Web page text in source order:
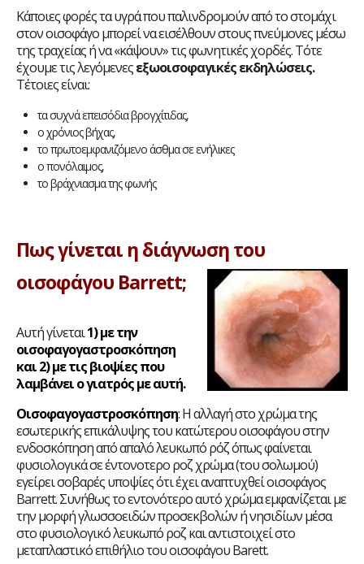
Κάποιες φορές τα υγρά που παλινδρομούν από το στομάχι
στον οισοφάγο μπορεί να εισέλθουν στους πνεύμονες μέσω
της τραχείας ή να «κάψουν» τις φωνητικές χορδές. Τότε
έχουμε τις λεγόμενεςεξωοισοφαγικές εκδηλώσεις.
Τέτοιες είναι:
τα συχνά επεισόδια βρογχίτιδας,
ο χρόνιος βήχας,
το πρωτοεμφανιζόμενο άσθμα σε ενήλικες
ο πονόλαιμος,
το βράχνιασμα της φωνής
Πως γίνεται η διάγνωση του
οισοφάγου Barrett;
Αυτή γίνεται1) με την
οισοφαγογαστροσκόπηση
και 2) με τις βιοψίες που
λαμβάνει ο γιατρός με αυτή.
Οισοφαγογαστροσκόπηση: Η αλλαγή στο χρώμα της
εσωτερικής επικάλυψης του κατώτερου οισοφάγου στην
ενδοσκόπηση από απαλό λευκωπό ρόζ όπως φαίνεται
φυσιολογικά σε έντονοτερο ροζ χρώμα (του σολωμού)
εγείρει σοβαρές υποψίες ότι έχει αναπτυχθεί οισοφάγος
Barrett. Συνήθως το εντονότερο αυτό χρώμα εμφανίζεται με
την μορφή γλωσσοειδών προσεκβολών ή νησιδίων μέσα
στο φυσιολογικό λευκωπό ροζ και αντιστοιχεί στο
μεταπλαστικό επιθήλιο του οισοφάγου Barett.